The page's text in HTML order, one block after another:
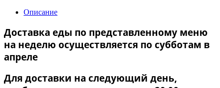
Описание
Доставка еды по представленному меню
на неделю осуществляется по субботам в
апреле
Для доставки на следующий день,